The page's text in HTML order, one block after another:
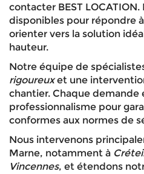
contacter BEST
disponibles pour répondre
orienter vers la solution
hauteur.
Notre équipe de
rigoureuxet une
chantier. Chaque demande
professionnalisme pour
conformes aux normes de
Nous intervenons
Marne, notamment à
Vincennes, et étendons